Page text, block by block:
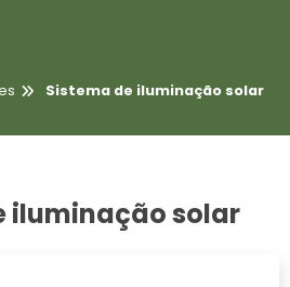
Sistema de iluminação solar
iluminação solar